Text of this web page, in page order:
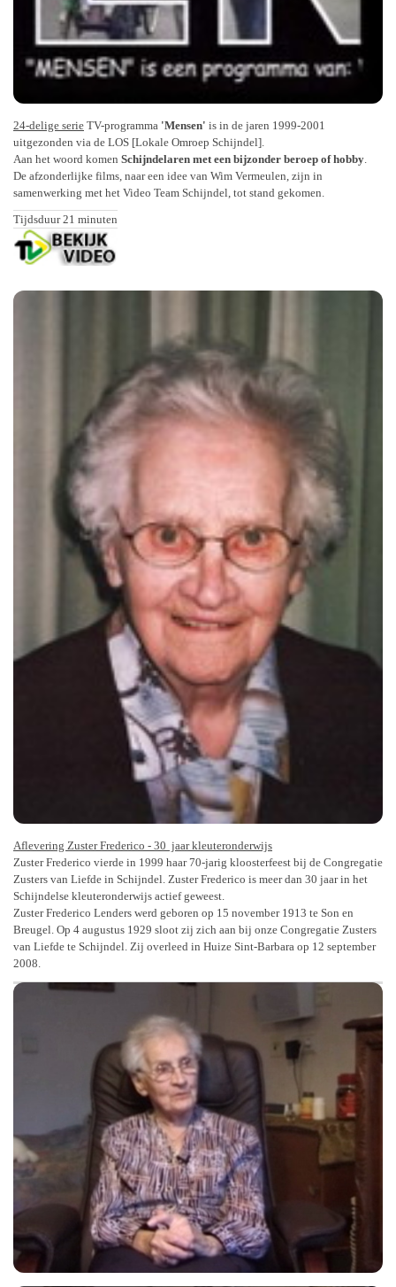
24-delige serie TV-programma 'Mensen' is in de jaren 1999-2001
uitgezonden via de LOS [Lokale Omroep Schijndel].
Aan het woord komen Schijndelaren met een bijzonder beroep of hobby
De afzonderlijke films, naar een idee van Wim Vermeulen, zijn in
samenwerking met het Video Team Schijndel, tot stand gekomen.
Tijdsduur 21 minuten
Aflevering Zuster Frederico - 30 jaar kleuteronderwijs
Zuster Frederico vierde in 1999 haar 70-jarig kloosterfeest bij de Congregatie
Zusters van Liefde in Schijndel. Zuster Frederico is meer dan 30 jaar in het
Schijndelse kleuteronderwijs actief geweest.
Zuster Frederico Lenders werd geboren op 15 november 1913 te Son en
Breugel. Op 4 augustus 1929 sloot zij zich aan bij onze Congregatie Zusters
van Liefde te Schijndel. Zij overleed in Huize Sint-Barbara op 12 september
2008.